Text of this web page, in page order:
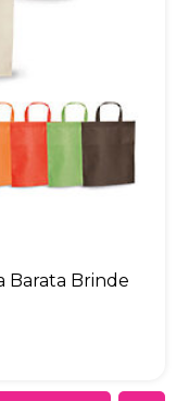
Barata Brinde